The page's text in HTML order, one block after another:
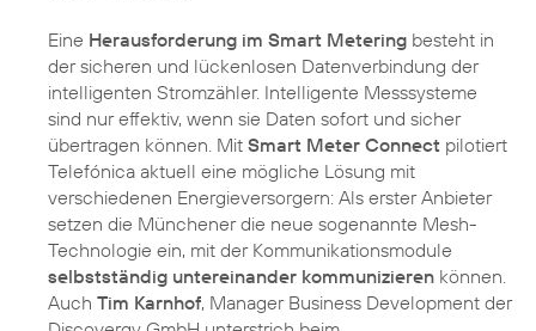
Eine Herausforderung im Smart Metering besteht in
der sicheren und lückenlosen Datenverbindung der
intelligenten Stromzähler. Intelligente Messsysteme
sind nur effektiv, wenn sie Daten sofort und sicher
übertragen können. Mit Smart Meter Connect pilotiert
Telefónica aktuell eine mögliche Lösung mit
verschiedenen Energieversorgern: Als erster Anbieter
setzen die Münchener die neue sogenannte Mesh-
Technologie ein, mit der Kommunikationsmodule
selbstständig untereinander kommunizieren können.
Auch Tim Karnhof, Manager Business Development der